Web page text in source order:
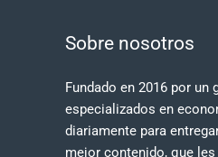
Sobre nosotros
Fundado en 2016 por un
especializados en
diariamente para
mejor contenido, que